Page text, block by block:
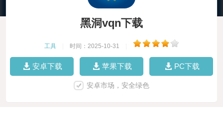
黑洞vqn下载
工具 时间：2025-10-31
安卓下载 苹果下载 PC下载
安卓市场，安全绿色